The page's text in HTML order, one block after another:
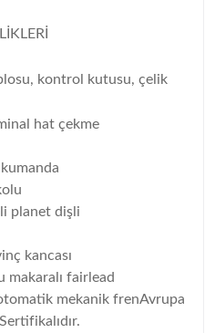
kontrol kutusu, çelik
hat çekme
planet dişli
kancası
makaralı fairlead
mekanik frenAvrupa